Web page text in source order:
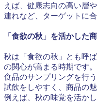
えば、健康志向の高い層
連れなど、ターゲットに
「食欲の秋」を活かした
秋は「食欲の秋」とも呼
の関心が高まる時期です
食品のサンプリングを行
試飲をしやすく、商品の
例えば、秋の味覚を活か